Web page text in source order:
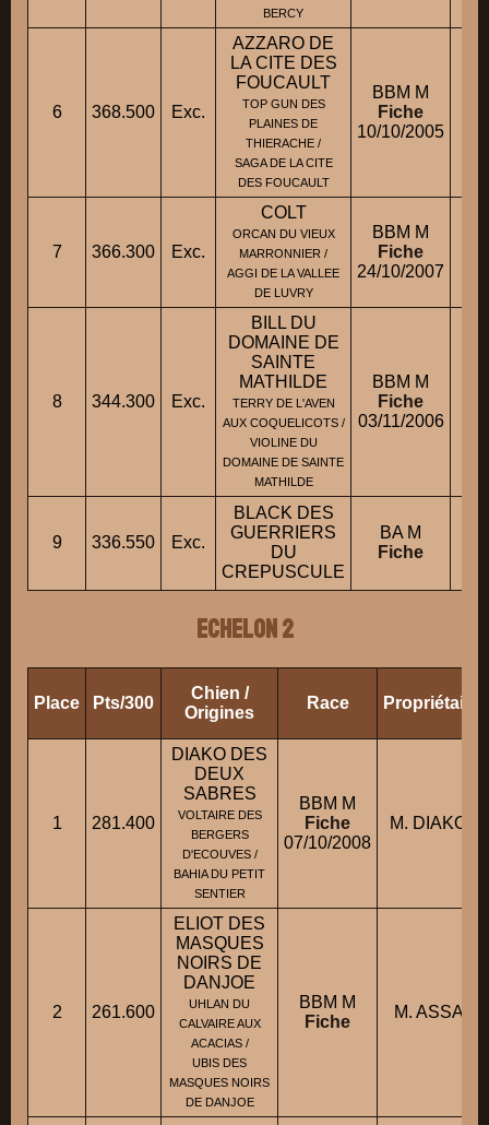
BERCY
6 368.500 Exc.
AZZARO DE
LA CITE DES
FOUCAULT
TOP GUN DES
PLAINES DE
THIERACHE /
SAGA DE LA CITE
DES FOUCAULT
BBM M
Fiche
10/10/2005
7 366.300 Exc.
COLT
ORCAN DU VIEUX
MARRONNIER /
AGGI DE LA VALLEE
DE LUVRY
BBM M
Fiche
24/10/2007
8 344.300 Exc.
BILL DU
DOMAINE DE
SAINTE
MATHILDE
TERRY DE L'AVEN
AUX COQUELICOTS /
VIOLINE DU
DOMAINE DE SAINTE
MATHILDE
BBM M
Fiche
03/11/2006
9 336.550 Exc.
BLACK DES
GUERRIERS
DU
CREPUSCULE
BA M
Fiche
ECHELON 2
Place Pts/300
Chien /
Origines
Race
1 281.400
DIAKO DES
DEUX
SABRES
VOLTAIRE DES
BERGERS
D'ECOUVES /
BAHIA DU PETIT
SENTIER
BBM M
Fiche
07/10/2008
M.
2 261.600
ELIOT DES
MASQUES
NOIRS DE
DANJOE
UHLAN DU
CALVAIRE AUX
ACACIAS /
UBIS DES
MASQUES NOIRS
DE DANJOE
BBM M
Fiche
M.